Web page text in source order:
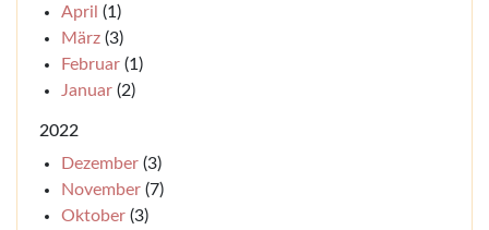
April (1)
März (3)
Februar (1)
Januar (2)
2022
Dezember (3)
November (7)
Oktober (3)